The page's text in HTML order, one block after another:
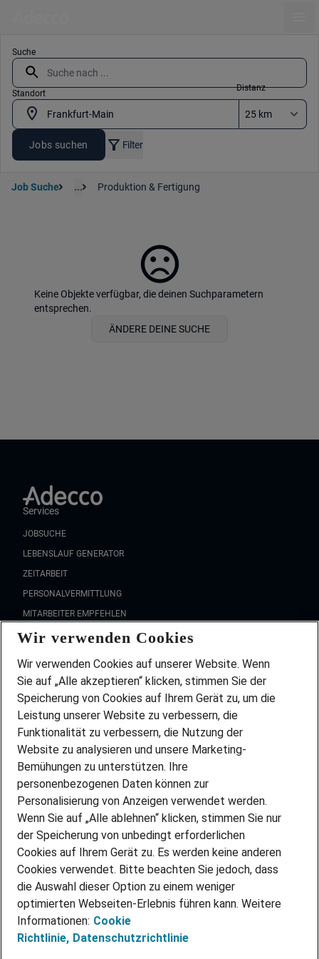
Suche
Standort
Distanz
Jobs suchen Filter
Job Suche ... Produktion & Fertigung
Keine Objekte verfügbar, die deinen Suchparametern
entsprechen.
ÄNDERE DEINE SUCHE
Services
JOBSUCHE
LEBENSLAUF GENERATOR
ZEITARBEIT
PERSONALVERMITTLUNG
MITARBEITER EMPFEHLEN
FAQ
Wir stellen ein!
DEINE BERUFSGRUPPE
DEINE LEBENSSITUATION
PARTNERSHIP WITH AIRBUS
INITIATIV BEWERBEN
ÜBER UNS
STANDORTE
BLOG
PRESSE
KONTAKT
@Adecco 2026
IMPRESSUM
DATENSCHUTZ
Wir verwenden Cookies
Wir verwenden Cookies auf unserer Website. Wenn
Sie auf „Alle akzeptieren“ klicken, stimmen Sie der
Speicherung von Cookies auf Ihrem Gerät zu, um die
Leistung unserer Website zu verbessern, die
Funktionalität zu verbessern, die Nutzung der
Website zu analysieren und unsere Marketing-
Bemühungen zu unterstützen. Ihre
personenbezogenen Daten können zur
Personalisierung von Anzeigen verwendet werden.
Wenn Sie auf „Alle ablehnen“ klicken, stimmen Sie nur
der Speicherung von unbedingt erforderlichen
Cookies auf Ihrem Gerät zu. Es werden keine anderen
Cookies verwendet. Bitte beachten Sie jedoch, dass
die Auswahl dieser Option zu einem weniger
optimierten Webseiten-Erlebnis führen kann. Weitere
Informationen: Cookie
Richtlinie, Datenschutzrichtlinie